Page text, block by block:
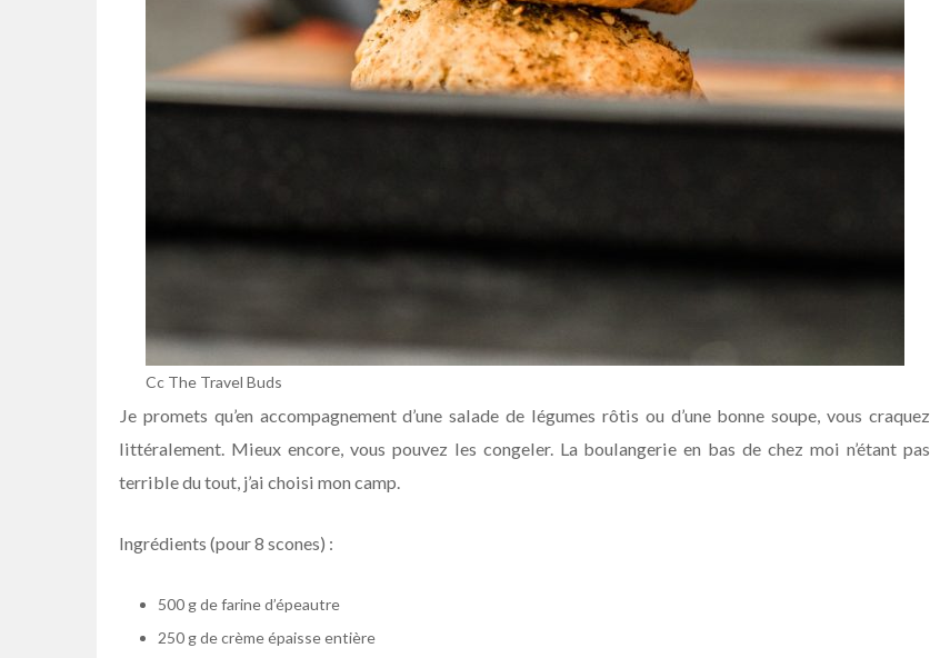
Cc The Travel Buds
Je promets qu’en accompagnement d’une salade de légumes rôtis ou d’une bonne soupe, vous craquez
littéralement. Mieux encore, vous pouvez les congeler. La boulangerie en bas de chez moi n’étant pas
terrible du tout, j’ai choisi mon camp.
Ingrédients (pour 8 scones) :
500 g de farine d’épeautre
250 g de crème épaisse entière